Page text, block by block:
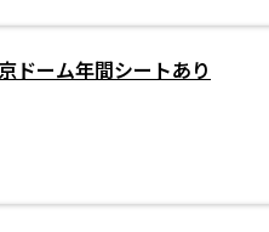
ドーム年間シートあり